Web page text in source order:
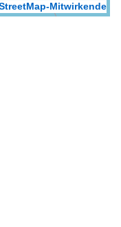
Mitwirkende